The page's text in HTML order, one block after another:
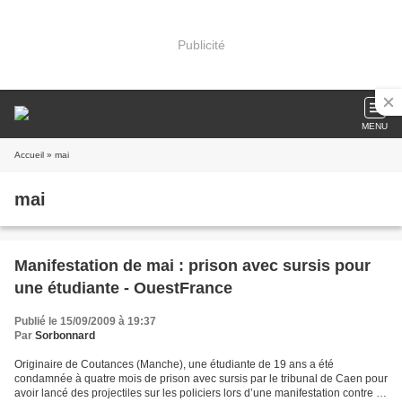
Publicité
MENU
Accueil » mai
mai
Manifestation de mai : prison avec sursis pour
une étudiante - OuestFrance
Publié le 15/09/2009 à 19:37
Par Sorbonnard
Originaire de Coutances (Manche), une étudiante de 19 ans a été
condamnée à quatre mois de prison avec sursis par le tribunal de Caen pour
avoir lancé des projectiles sur les policiers lors d’une manifestation contre la